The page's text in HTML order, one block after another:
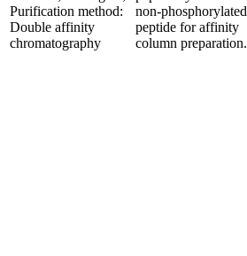
Purification method:
Double affinity
chromatography
non-phosphorylated
peptide for affinity
column preparation.